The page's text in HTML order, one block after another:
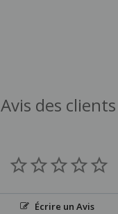
Avis des clients
Écrire un Avis